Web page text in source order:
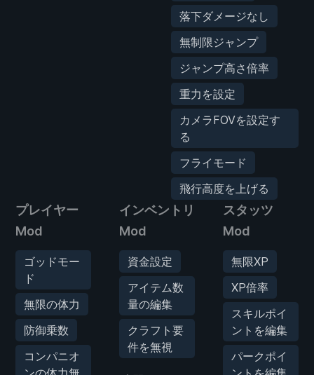
落下ダメージなし
無制限ジャンプ
ジャンプ高さ倍率
重力を設定
カメラFOVを設定す
る
フライモード
飛行高度を上げる
プレイヤー
Mod
ゴッドモー
ド
無限の体力
防御乗数
コンパニオ
インベントリ
Mod
資金設定
アイテム数
量の編集
クラフト要
件を無視
スタッツ
Mod
無限XP
XP倍率
スキルポイ
ントを編集
パークポイ